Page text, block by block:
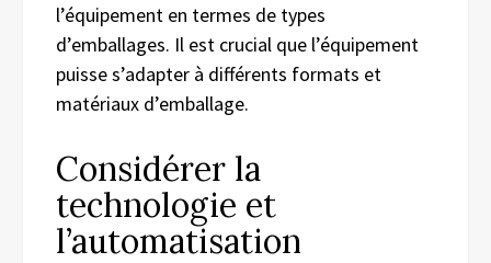
l’équipement en termes de types
d’emballages. Il est crucial que l’équipement
puisse s’adapter à différents formats et
matériaux d’emballage.
Considérer la
technologie et
l’automatisation